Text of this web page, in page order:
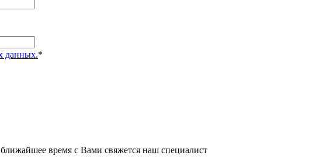
данных.*
время с Вами свяжется наш специалист